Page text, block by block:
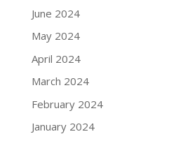
June 2024
May 2024
April 2024
March 2024
February 2024
January 2024